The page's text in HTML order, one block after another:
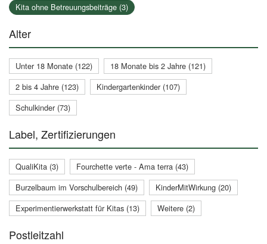
Kita ohne Betreuungsbeiträge (3)
Alter
Unter 18 Monate (122)
18 Monate bis 2 Jahre (121)
2 bis 4 Jahre (123)
Kindergartenkinder (107)
Schulkinder (73)
Label, Zertifizierungen
QualiKita (3)
Fourchette verte - Ama terra (43)
Burzelbaum im Vorschulbereich (49)
KinderMitWirkung (20)
Experimentierwerkstatt für Kitas (13)
Weitere (2)
Postleitzahl